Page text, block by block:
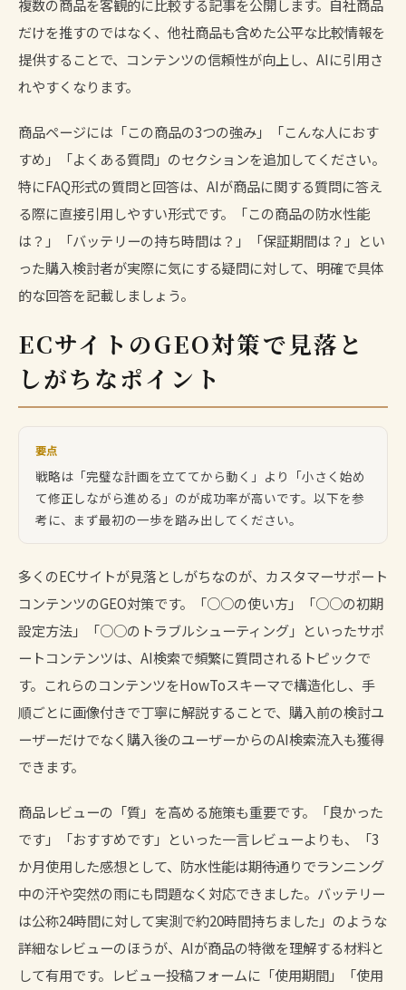
複数の商品を客観的に比較する記事を公開します。自社商品
だけを推すのではなく、他社商品も含めた公平な比較情報を
提供することで、コンテンツの信頼性が向上し、AIに引用さ
れやすくなります。
商品ページには「この商品の3つの強み」「こんな人におす
すめ」「よくある質問」のセクションを追加してください。
特にFAQ形式の質問と回答は、AIが商品に関する質問に答え
る際に直接引用しやすい形式です。「この商品の防水性能
は？」「バッテリーの持ち時間は？」「保証期間は？」とい
った購入検討者が実際に気にする疑問に対して、明確で具体
的な回答を記載しましょう。
ECサイトのGEO対策で見落と
しがちなポイント
要点
戦略は「完璧な計画を立ててから動く」より「小さく始め
て修正しながら進める」のが成功率が高いです。以下を参
考に、まず最初の一歩を踏み出してください。
多くのECサイトが見落としがちなのが、カスタマーサポート
コンテンツのGEO対策です。「○○の使い方」「○○の初期
設定方法」「○○のトラブルシューティング」といったサポ
ートコンテンツは、AI検索で頻繁に質問されるトピックで
す。これらのコンテンツをHowToスキーマで構造化し、手
順ごとに画像付きで丁寧に解説することで、購入前の検討ユ
ーザーだけでなく購入後のユーザーからのAI検索流入も獲得
できます。
商品レビューの「質」を高める施策も重要です。「良かった
です」「おすすめです」といった一言レビューよりも、「3
か月使用した感想として、防水性能は期待通りでランニング
中の汗や突然の雨にも問題なく対応できました。バッテリー
は公称24時間に対して実測で約20時間持ちました」のような
詳細なレビューのほうが、AIが商品の特徴を理解する材料と
して有用です。レビュー投稿フォームに「使用期間」「使用